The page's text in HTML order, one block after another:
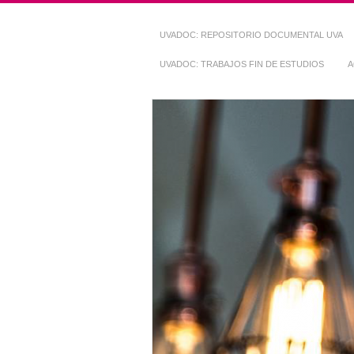
UVADOC: REPOSITORIO DOCUMENTAL UVA
UVADOC: TRABAJOS FIN DE ESTUDIOS
Repositorio
~ UVaDOC